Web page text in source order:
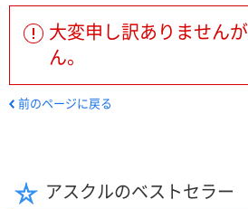
大変申し訳ありません
ん。
前のページに戻る
アスクルのベストセラー